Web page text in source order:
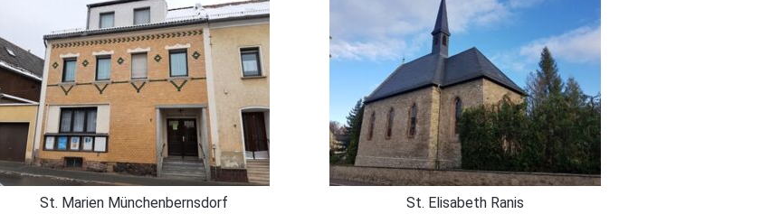
St. Marien Münchenbernsdorf St. Elisabeth Ranis